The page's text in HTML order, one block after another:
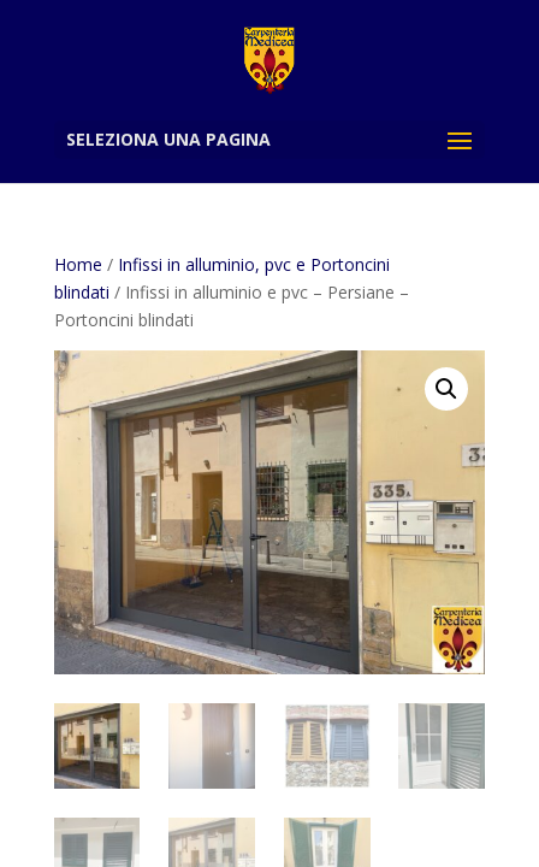
SELEZIONA UNA PAGINA
Home / Infissi in alluminio, pvc e Portoncini
blindati / Infissi in alluminio e pvc – Persiane –
Portoncini blindati